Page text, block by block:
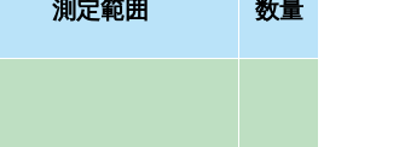
測定範囲 数量